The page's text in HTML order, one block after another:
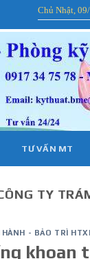
Chủ Nhật,
TƯ VẤN MT
TY
HÀNH - BẢO TRÌ
khoan